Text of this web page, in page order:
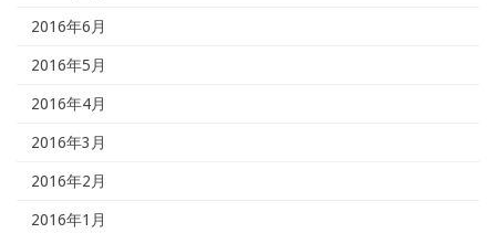
2016年6月
2016年5月
2016年4月
2016年3月
2016年2月
2016年1月